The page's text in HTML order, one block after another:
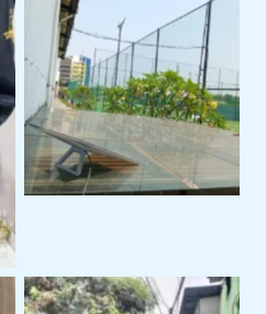
Sewa Starlink Mini
Untuk Kebutuhan
Internet Portable